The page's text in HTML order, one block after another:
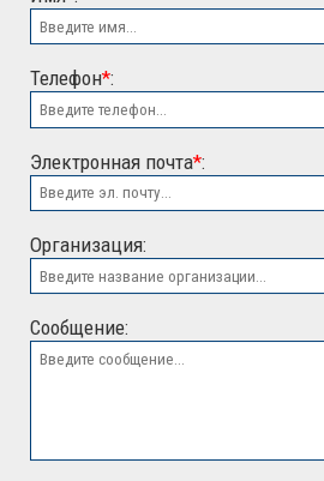
ООО "ЭСК"
Телефон*:
Электронная почта*:
Организация:
Сообщение: